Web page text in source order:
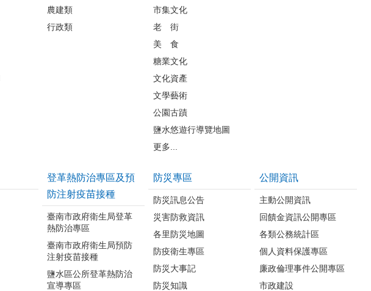
農建類
行政類
市集文化
老 街
美 食
糖業文化
文化資產
文學藝術
公園古蹟
鹽水悠遊行導覽地圖
更多...
登革熱防治專區及預
防注射疫苗接種
臺南市政府衛生局登革
熱防治專區
臺南市政府衛生局預防
注射疫苗接種
鹽水區公所登革熱防治
宣導專區
防災專區
防災訊息公告
災害防救資訊
各里防災地圖
防疫衛生專區
防災大事記
防災知識
公開資訊
主動公開資訊
回饋金資訊公開專區
各類公務統計區
個人資料保護專區
廉政倫理事件公開專區
市政建設